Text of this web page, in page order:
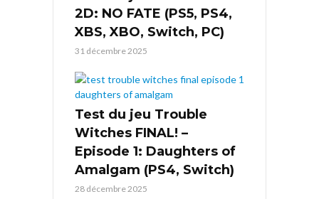
2D: NO FATE (PS5, PS4,
XBS, XBO, Switch, PC)
31 décembre 2025
Test du jeu Trouble
Witches FINAL! –
Episode 1: Daughters of
Amalgam (PS4, Switch)
28 décembre 2025